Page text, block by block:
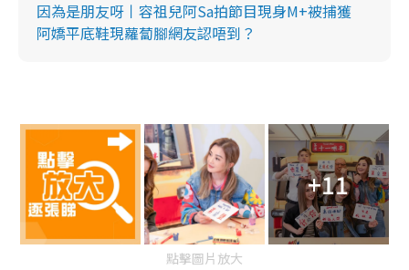
因為是朋友呀丨容祖兒阿Sa拍節目現身M+被捕獲
阿嬌平底鞋現蘿蔔腳網友認唔到？
+11
點擊圖片放大